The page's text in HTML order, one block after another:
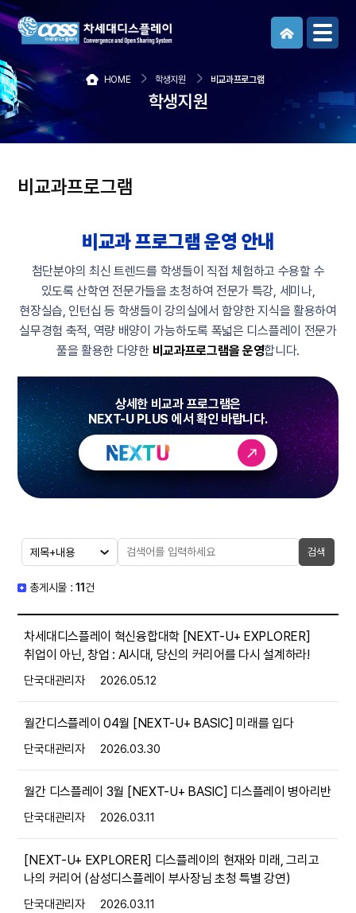
메뉴보기
HOME 학생지원 비교과프로그램
학생지원
비교과프로그램
비교과 프로그램 운영 안내
첨단분야의 최신 트렌드를 학생들이 직접 체험하고 수용할 수
있도록 산학연 전문가들을 초청하여 전문가 특강, 세미나,
현장실습, 인턴십 등 학생들이 강의실에서 함양한 지식을 활용하여
실무경험 축적, 역량 배양이 가능하도록 폭넓은 디스플레이 전문가
풀을 활용한 다양한 비교과프로그램을 운영합니다.
상세한 비교과 프로그램은
NEXT-U PLUS 에서 확인 바랍니다.
총게시물 :11 건
검색
차세대디스플레이 혁신융합대학 [NEXT-U+ EXPLORER]
취업이 아닌, 창업 : AI시대, 당신의 커리어를 다시 설계하라!
단국대관리자 2026.05.12
월간디스플레이 04월 [NEXT-U+ BASIC] 미래를 입다
단국대관리자 2026.03.30
월간 디스플레이 3월 [NEXT-U+ BASIC] 디스플레이 병아리반
단국대관리자 2026.03.11
[NEXT-U+ EXPLORER] 디스플레이의 현재와 미래, 그리고
나의 커리어 (삼성디스플레이 부사장님 초청 특별 강연)
단국대관리자 2026.03.11